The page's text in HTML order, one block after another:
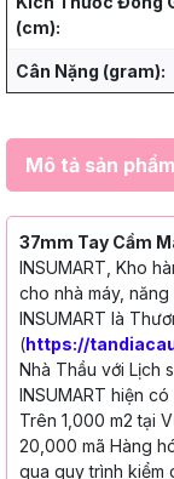
(cm):
Cân Nặng (gram):
Mô tả sản phẩm
37mm Tay Cầm
INSUMART, Kho
cho nhà máy,
INSUMART là
(https://
Nhà Thầu với Lịch
INSUMART hiện
Trên 1,000 m2 tại
20,000 mã Hàng
qua quy trình kiểm